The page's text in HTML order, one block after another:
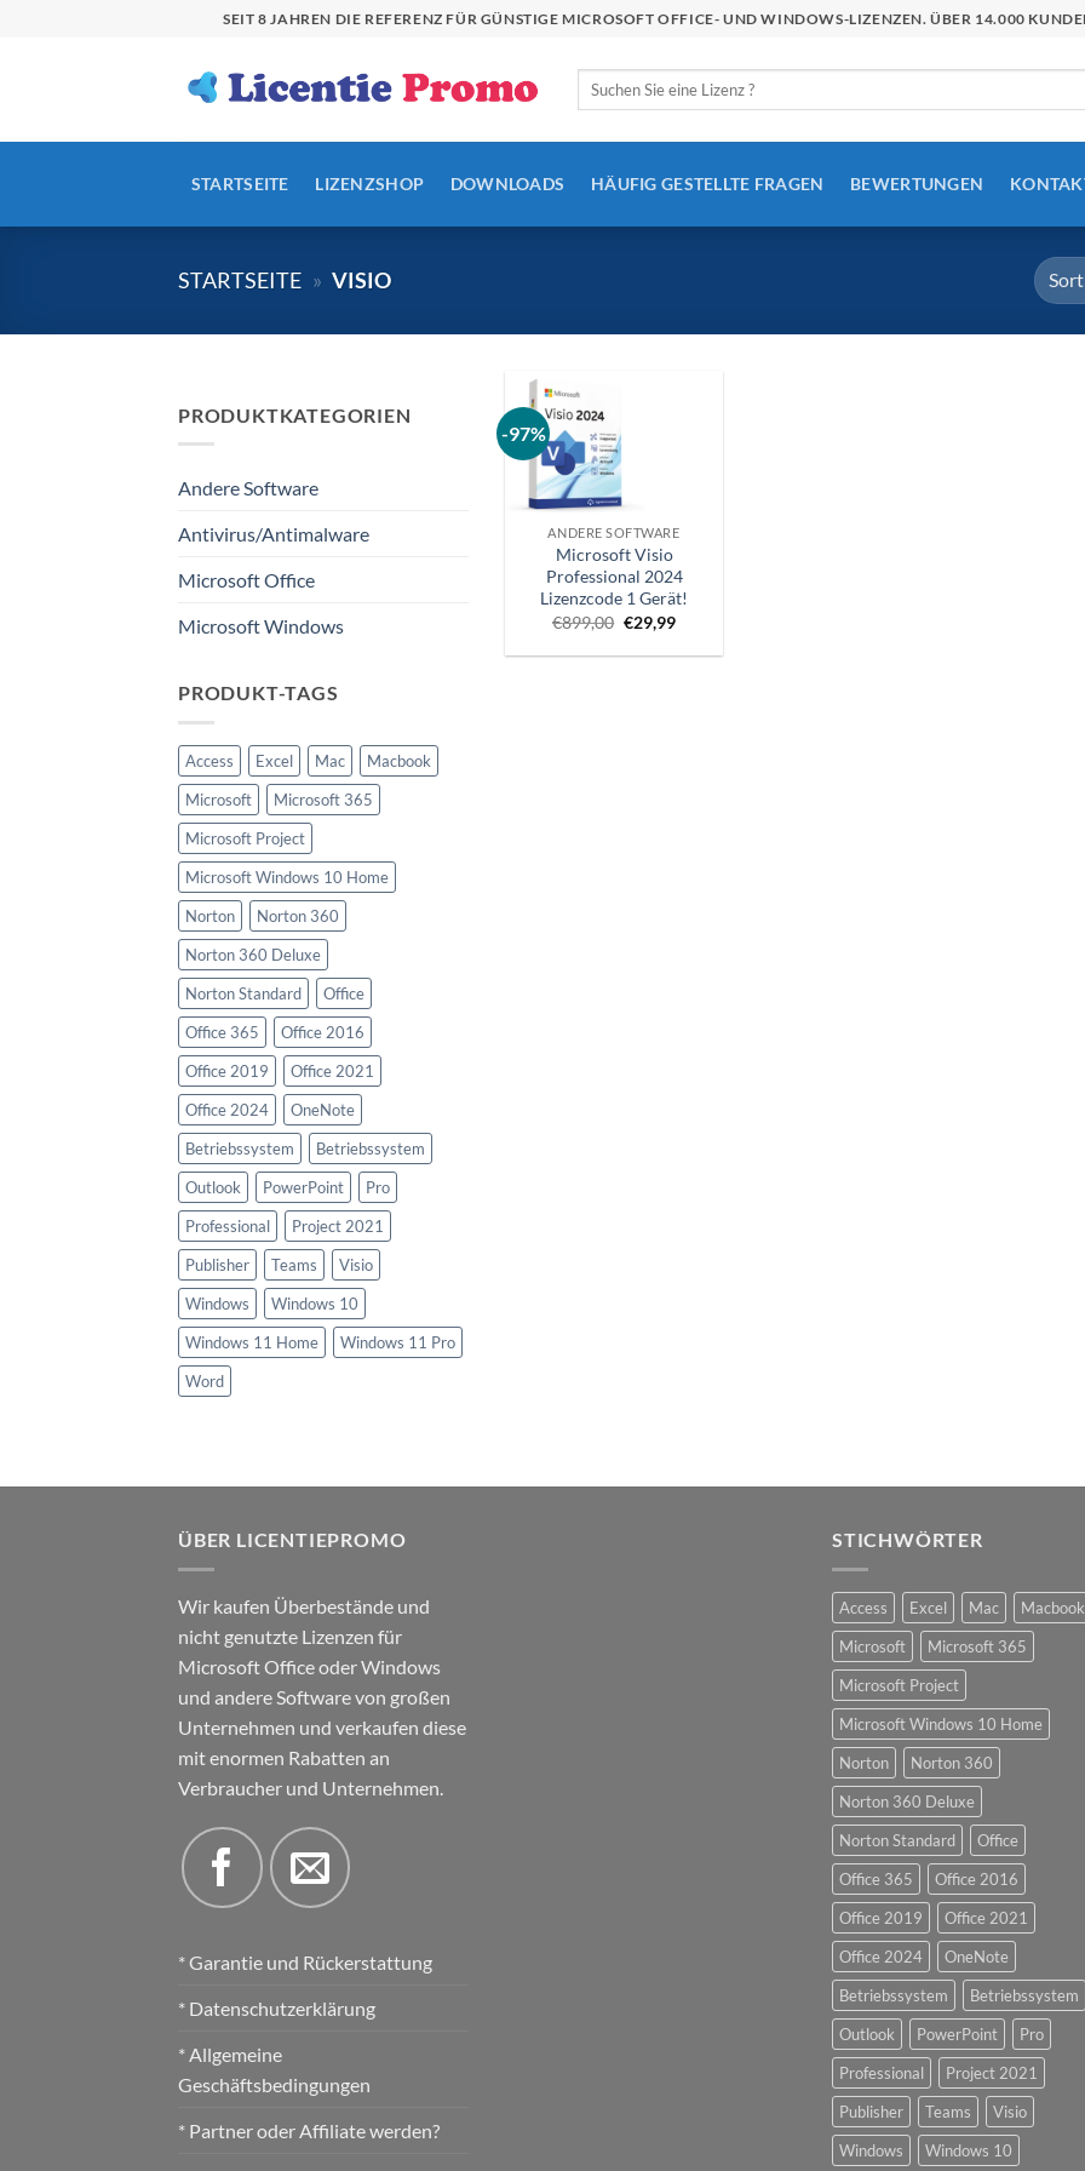
SEIT 8 JAHREN DIE REFERENZ FÜR GÜNSTIGE MICROSOFT OFFICE- UND WINDOWS-LIZENZEN. ÜBER 14.000
Suchen
STARTSEITE LIZENZSHOP DOWNLOADS HÄUFIG GESTELLTE FRAGEN BEWERTUNGEN
STARTSEITE » VISIO
PRODUKTKATEGORIEN
Andere Software
Antivirus/Antimalware
Microsoft Office
Microsoft Windows
PRODUKT-TAGS
Access Excel Mac
Macbook
Microsoft
Microsoft 365
Microsoft Project
Microsoft Windows 10 Home
Norton
Norton 360
Norton 360 Deluxe
Norton Standard
Office
Office 365
Office 2016
Office 2019
Office 2021
Office 2024
OneNote
Betriebssystem
Betriebssystem
Outlook
PowerPoint
Pro
Professional
Project 2021
Publisher
Teams
Visio
Windows
Windows 10
Windows 11 Home
Windows 11 Pro
Word
-97%
ANDERE SOFTWARE
Microsoft Visio
Professional 2024
Lizenzcode 1 Gerät!
€899,00 Ursprünglicher
Preis
war:
€29,99Aktueller
ist:
ÜBER LICENTIEPROMO
Wir kaufen Überbestände und
nicht genutzte Lizenzen für
Microsoft Office oder Windows
und andere Software von großen
Unternehmen und verkaufen diese
mit enormen Rabatten an
Verbraucher und Unternehmen.
* Garantie und Rückerstattung
* Datenschutzerklärung
* Allgemeine
Geschäftsbedingungen
* Partner oder Affiliate werden?
STICHWÖRTER
Access Excel Mac
Macbook
Microsoft
Microsoft 365
Microsoft Project
Microsoft Windows 10 Home
Norton
Norton 360
Norton 360 Deluxe
Norton Standard
Office
Office 365
Office 2016
Office 2019
Office 2021
Office 2024
OneNote
Betriebssystem
Betriebssystem
Outlook
PowerPoint
Pro
Professional
Project 2021
Publisher
Teams
Visio
Windows
Windows 10